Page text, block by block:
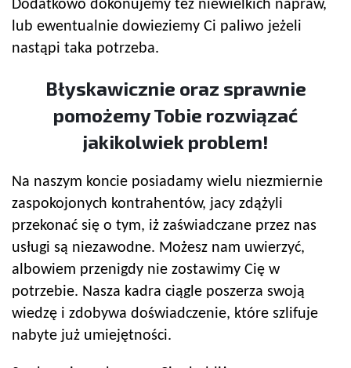
Dodatkowo dokonujemy też niewielkich napraw,
lub ewentualnie dowieziemy Ci paliwo jeżeli
nastąpi taka potrzeba.
Błyskawicznie oraz sprawnie
pomożemy Tobie rozwiązać
jakikolwiek problem!
Na naszym koncie posiadamy wielu niezmiernie
zaspokojonych kontrahentów, jacy zdążyli
przekonać się o tym, iż zaświadczane przez nas
usługi są niezawodne. Możesz nam uwierzyć,
albowiem przenigdy nie zostawimy Cię w
potrzebie. Nasza kadra ciągle poszerza swoją
wiedzę i zdobywa doświadczenie, które szlifuje
nabyte już umiejętności.